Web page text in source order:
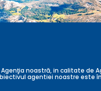
Agenţia noastră, in calitate de
agentiei noastre este